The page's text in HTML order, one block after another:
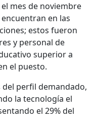
mes de noviembre
en las
estos fueron
y personal de
superior a
el puesto.
perfil demandado,
la tecnología el
el 29% del